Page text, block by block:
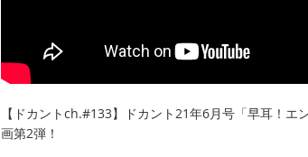
【ドカントch.#133】ドカント21年6月号「早耳！
画第2弾！